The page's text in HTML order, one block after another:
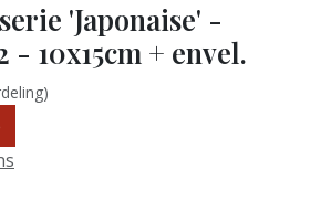
'Japonaise' -
- 10x15cm + envel.